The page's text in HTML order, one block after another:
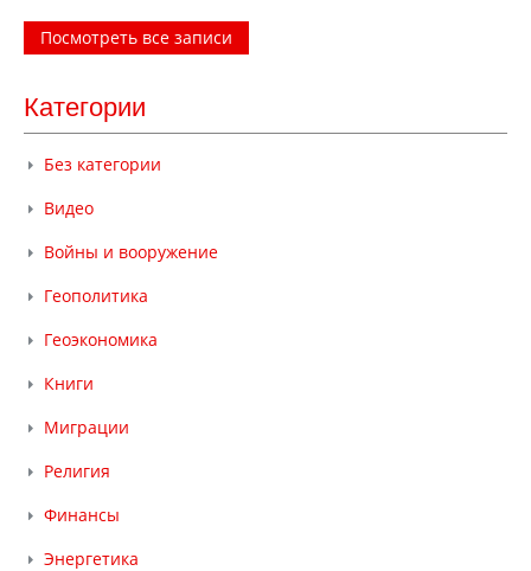
Посмотреть все записи
Категории
Без категории
Видео
Войны и вооружение
Геополитика
Геоэкономика
Книги
Миграции
Религия
Финансы
Энергетика